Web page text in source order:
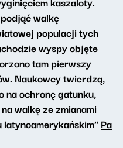
walkę
populacji tych
wyspy objęte
tam pierwszy
Naukowcy twierdzą,
na ochronę gatunku,
walkę ze zmianami
latynoamerykańskim"Pa